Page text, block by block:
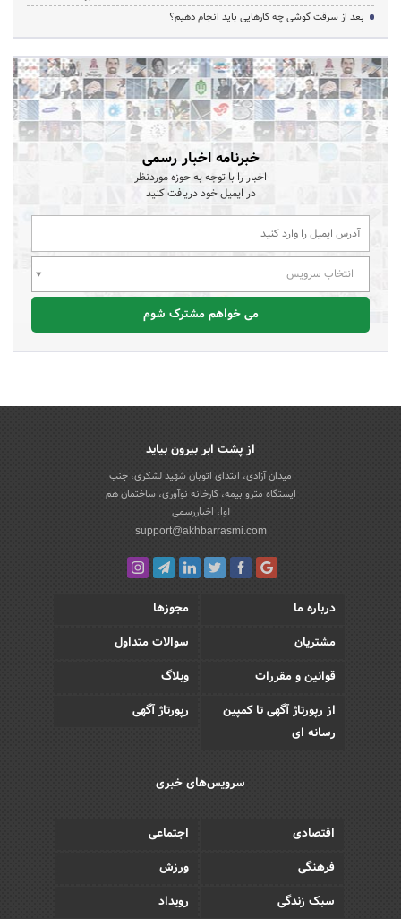
بعد از سرقت گوشی چه کارهایی باید انجام دهیم؟
خبرنامه اخبار رسمی
اخبار را با توجه به حوزه موردنظر
در ایمیل خود دریافت کنید
انتخاب سرویس
می خواهم مشترک شوم
از پشت ابر بیرون بیاید
میدان آزادی، ابتدای اتوبان شهید لشکری، جنب
ایستگاه مترو بیمه، کارخانه نوآوری، ساختمان هم
آوا، اخباررسمی
support@akhbarrasmi.com
درباره ما
مجوزها
مشتریان
سوالات متداول
قوانین و مقررات
وبلاگ
از رپورتاژ آگهی تا کمپین
رسانه ای
رپورتاژ آگهی
سرویس‌های خبری
اقتصادی
اجتماعی
فرهنگی
ورزش
سبک زندگی
رویداد